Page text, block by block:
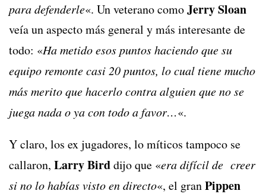
para defenderle«. Un veterano comoJerry Sloan
veía un aspecto más general y más interesante de
todo: «Ha metido esos puntos haciendo que su
equipo remonte casi 20 puntos, lo cual tiene mucho
más merito que hacerlo contra alguien que no se
juega nada o ya con todo a favor…«.
Y claro, los ex jugadores, lo míticos tampoco se
callaron, Larry Birddijo que «era difícil de creer
si no lo habías visto en directo«, el granPippen